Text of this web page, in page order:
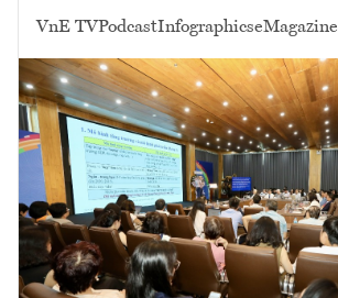
VnE TVPodcastInfographicseMagazine